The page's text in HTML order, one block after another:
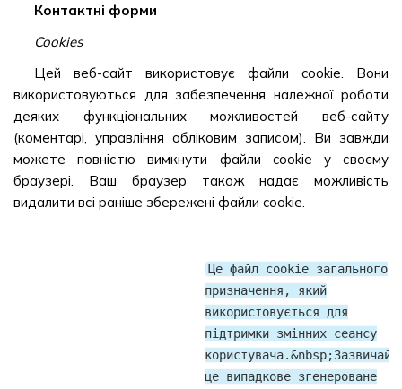
Контактні форми
Cookies
Цей веб-сайт використовує файли cookie. Вони
використовуються для забезпечення належної роботи
деяких функціональних можливостей веб-сайту
(коментарі, управління обліковим записом). Ви завжди
можете повністю вимкнути файли cookie у своєму
браузері. Ваш браузер також надає можливість
видалити всі раніше збережені файли cookie.
Це файл cookie загального
призначення, який
використовується для
підтримки змінних сеансу
користувача.&nbsp;Зазвичай
це випадкове згенероване